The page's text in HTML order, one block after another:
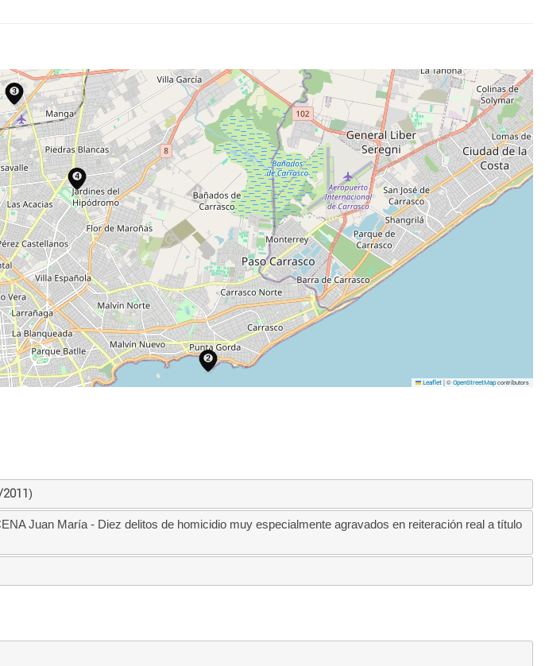
Leaflet |© OpenStreetMapcontributors
)
Juan María - Diez delitos de homicidio muy especialmente agravados en reiteración real a título